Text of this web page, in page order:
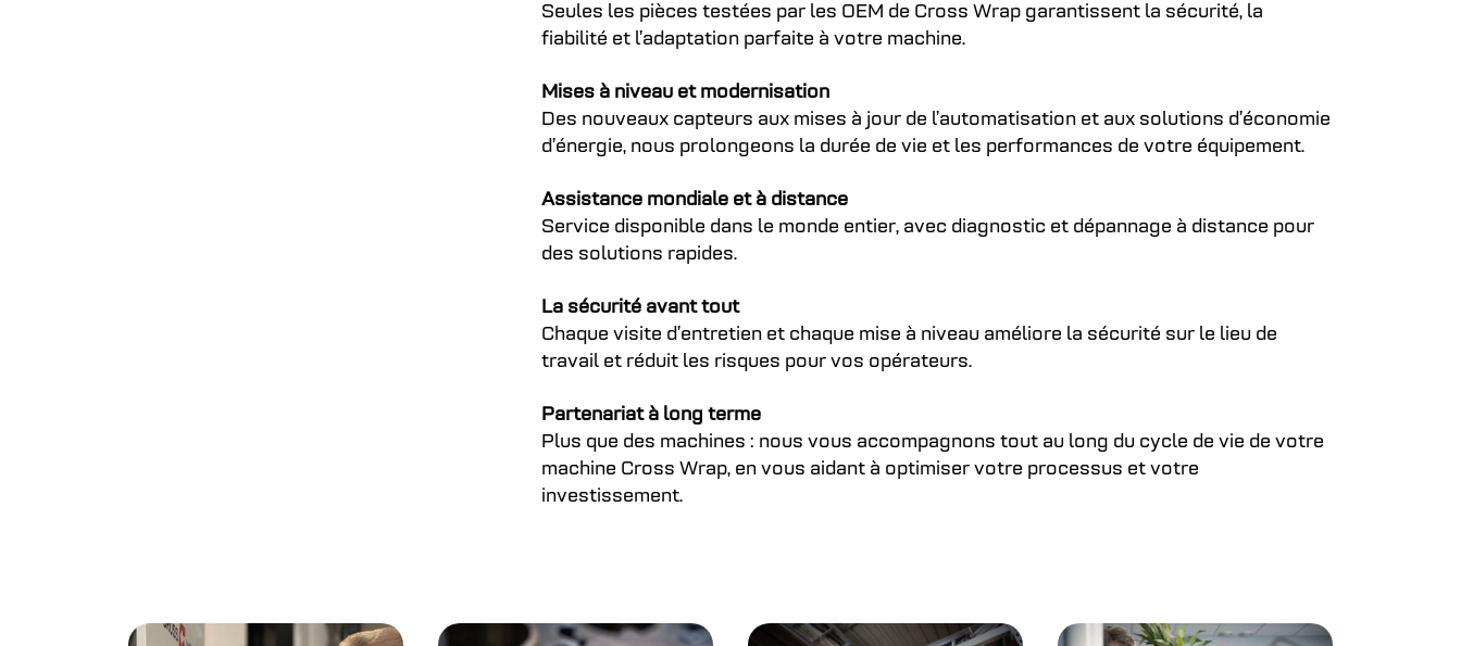
Seules les pièces testées par les OEM de Cross Wrap garantissent la sécurité, la
fiabilité et l’adaptation parfaite à votre machine.
Mises à niveau et modernisation
Des nouveaux capteurs aux mises à jour de l’automatisation et aux solutions d’économie
d’énergie, nous prolongeons la durée de vie et les performances de votre équipement.
Assistance mondiale et à distance
Service disponible dans le monde entier, avec diagnostic et dépannage à distance pour
des solutions rapides.
La sécurité avant tout
Chaque visite d’entretien et chaque mise à niveau améliore la sécurité sur le lieu de
travail et réduit les risques pour vos opérateurs.
Partenariat à long terme
Plus que des machines : nous vous accompagnons tout au long du cycle de vie de votre
machine Cross Wrap, en vous aidant à optimiser votre processus et votre
investissement.